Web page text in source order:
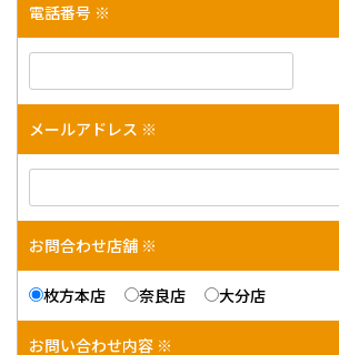
電話番号 ※
メールアドレス ※
お問合わせ店舗 ※
枚方本店 奈良店 大分店
お問い合わせ内容 ※